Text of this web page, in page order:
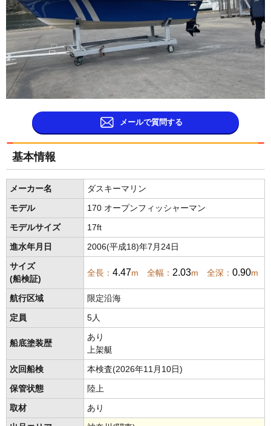
メールで質問する
基本情報
メーカー名 ダスキーマリン
モデル 170 オープンフィッシャーマン
モデルサイズ 17ft
進水年月日 2006(平成18)年7月24日
サイズ
(船検証)
全長： 4.47m 全幅： 2.03m 全深： 0.90m
航行区域 限定沿海
定員 5人
船底塗装歴
あり
上架艇
次回船検 本検査(2026年11月10日)
保管状態 陸上
取材 あり